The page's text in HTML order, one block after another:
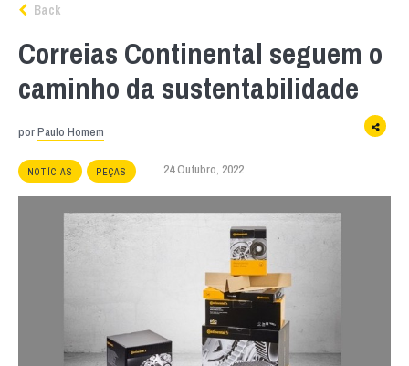
Back
Correias Continental seguem o
caminho da sustentabilidade
porPaulo Homem
NOTÍCIAS PEÇAS 24 Outubro, 2022